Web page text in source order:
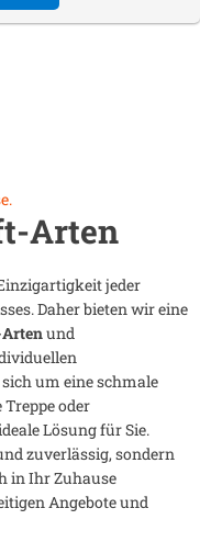
Arten
jeder
Daher bieten wir eine
und
um eine schmale
Treppe oder
Lösung für Sie.
zuverlässig, sondern
in Ihr Zuhause
Angebote und